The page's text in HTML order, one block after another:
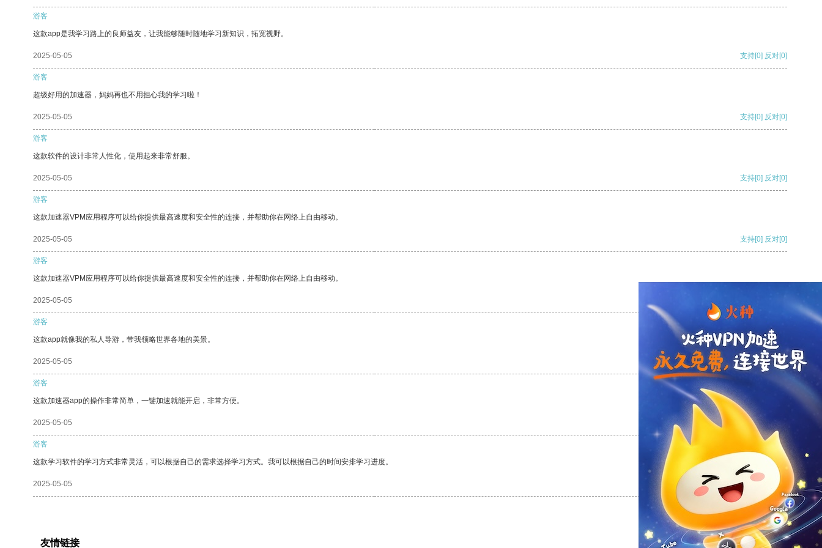
游客
这款app是我学习路上的良师益友，让我能够随时随地学习新知识，拓宽视野。
2025-05-05 支持[0] 反对[0]
游客
超级好用的加速器，妈妈再也不用担心我的学习啦！
2025-05-05 支持[0] 反对[0]
游客
这款软件的设计非常人性化，使用起来非常舒服。
2025-05-05 支持[0] 反对[0]
游客
这款加速器VPM应用程序可以给你提供最高速度和安全性的连接，并帮助你在网络上自由移动。
2025-05-05 支持[0] 反对[0]
游客
这款加速器VPM应用程序可以给你提供最高速度和安全性的连接，并帮助你在网络上自由移动。
2025-05-05
游客
这款app就像我的私人导游，带我领略世界各地的美景。
2025-05-05 支持[0] 反对[0]
游客
这款加速器app的操作非常简单，一键加速就能开启，非常方便。
2025-05-05 支持[0] 反对
游客
这款学习软件的学习方式非常灵活，可以根据自己的需求选择学习方式。我可以根据自己的时间安排学习进度。
2025-05-05 支持[0] 反对[0]
友情链接